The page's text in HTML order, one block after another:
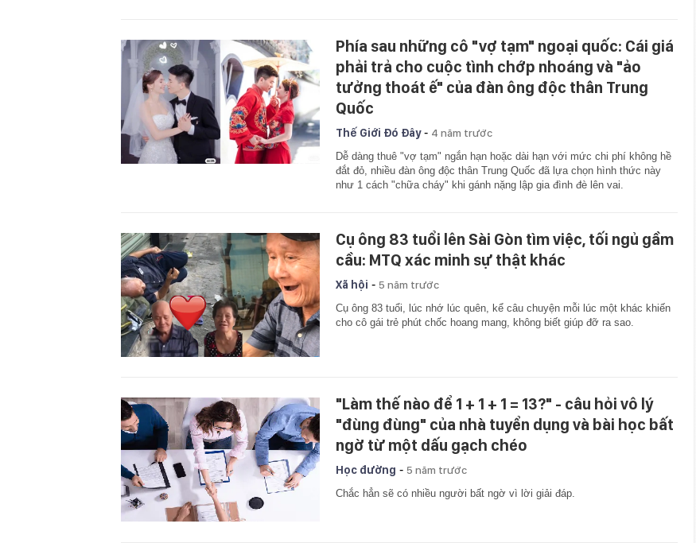
Phía sau những cô "vợ tạm" ngoại quốc: Cái giá
phải trả cho cuộc tình chớp nhoáng và "ảo
tưởng thoát ế" của đàn ông độc thân Trung
Quốc
Thế Giới Đó Đây- 4 năm trước
Dễ dàng thuê "vợ tạm" ngắn hạn hoặc dài hạn với mức chi phí không hề
đắt đỏ, nhiều đàn ông độc thân Trung Quốc đã lựa chọn hình thức này
như 1 cách "chữa cháy" khi gánh nặng lập gia đình đè lên vai.
Cụ ông 83 tuổi lên Sài Gòn tìm việc, tối ngủ gầm
cầu: MTQ xác minh sự thật khác
Xã hội - 5 năm trước
Cụ ông 83 tuổi, lúc nhớ lúc quên, kể câu chuyện mỗi lúc một khác khiến
cho cô gái trẻ phút chốc hoang mang, không biết giúp đỡ ra sao.
"Làm thế nào để 1 + 1 + 1 = 13?" - câu hỏi vô lý
"đùng đùng" của nhà tuyển dụng và bài học bất
ngờ từ một dấu gạch chéo
Học đường - 5 năm trước
Chắc hẳn sẽ có nhiều người bất ngờ vì lời giải đáp.